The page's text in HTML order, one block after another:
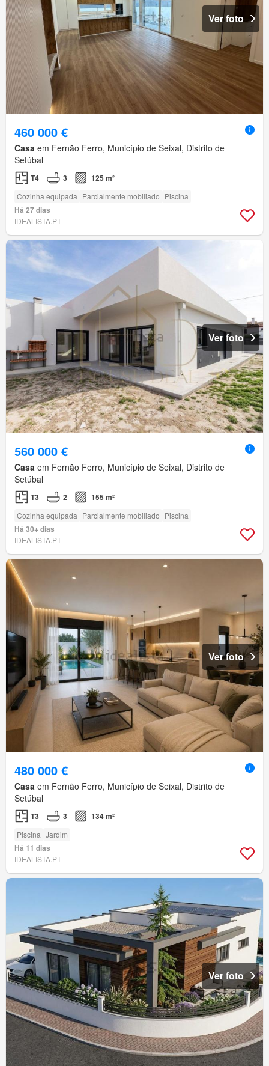
Ver foto
460 000 €
Casa em Fernão Ferro, Município de Seixal, Distrito de
Setúbal
T4 3 125 m²
Cozinha equipada Parcialmente mobiliado Piscina
Há 27 dias
IDEALISTA.PT
Ver foto
560 000 €
Casa em Fernão Ferro, Município de Seixal, Distrito de
Setúbal
T3 2 155 m²
Cozinha equipada Parcialmente mobiliado Piscina
Há 30+ dias
IDEALISTA.PT
Ver foto
480 000 €
Casa em Fernão Ferro, Município de Seixal, Distrito de
Setúbal
T3 3 134 m²
Piscina Jardim
Há 11 dias
IDEALISTA.PT
Ver foto